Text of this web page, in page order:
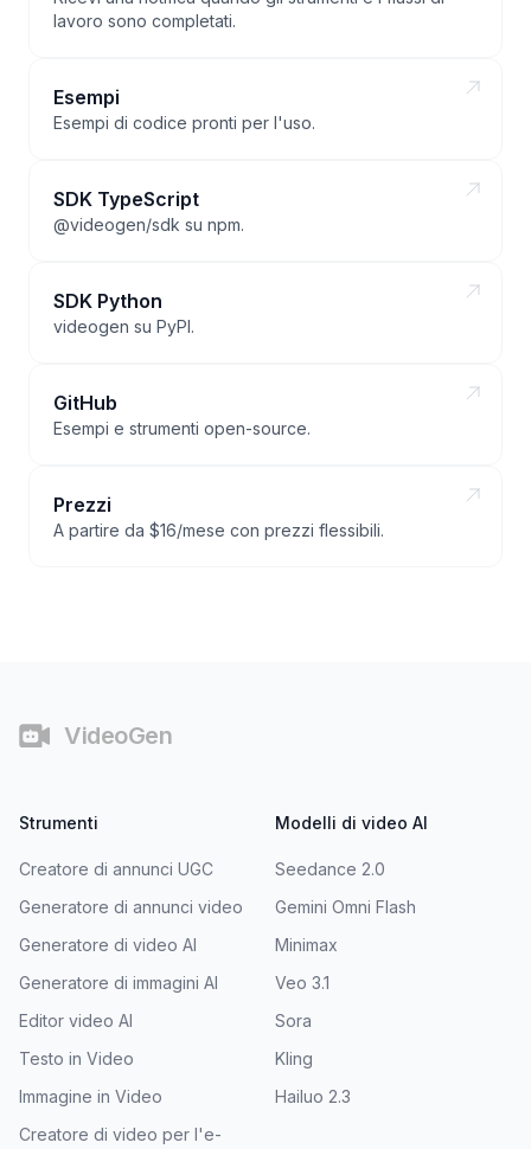
lavoro sono completati.
Esempi
Esempi di codice pronti per l'uso.
SDK TypeScript
@videogen/sdk su npm.
SDK Python
videogen su PyPI.
GitHub
Esempi e strumenti open-source.
Prezzi
A partire da $16/mese con prezzi flessibili.
VideoGen
Strumenti
Creatore di annunci UGC
Generatore di annunci video
Generatore di video AI
Generatore di immagini AI
Editor video AI
Testo in Video
Immagine in Video
Creatore di video per l'e-
Modelli di video AI
Seedance 2.0
Gemini Omni Flash
Minimax
Veo 3.1
Sora
Kling
Hailuo 2.3